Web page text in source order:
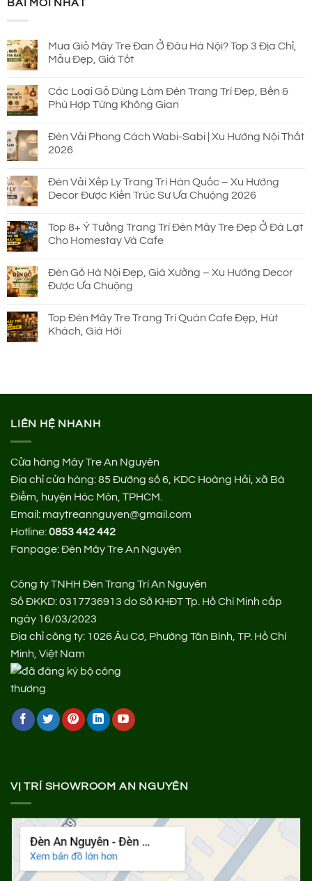
BÀI MỚI NHẤT
Mua Giỏ Mây Tre Đan Ở Đâu Hà Nội? Top 3 Địa Chỉ,
Mẫu Đẹp, Giá Tốt
Các Loại Gỗ Dùng Làm Đèn Trang Trí Đẹp, Bền &
Phù Hợp Từng Không Gian
Đèn Vải Phong Cách Wabi-Sabi | Xu Hướng Nội Thất
2026
Đèn Vải Xếp Ly Trang Trí Hàn Quốc – Xu Hướng
Decor Được Kiến Trúc Sư Ưa Chuộng 2026
Top 8+ Ý Tưởng Trang Trí Đèn Mây Tre Đẹp Ở Đà Lạt
Cho Homestay Và Cafe
Đèn Gỗ Hà Nội Đẹp, Giá Xưởng – Xu Hướng Decor
Được Ưa Chuộng
Top Đèn Mây Tre Trang Trí Quán Cafe Đẹp, Hút
Khách, Giá Hời
LIÊN HỆ NHANH
Cửa hàng Mây Tre An Nguyên
Địa chỉ cửa hàng:85 Đường số 6, KDC Hoàng Hải, xã Bà
Điểm, huyện Hóc Môn, TPHCM.
Email: maytreannguyen@gmail.com
Hotline:0853 442 442
Fanpage:Đèn Mây Tre An Nguyên
Công ty TNHH Đèn Trang Trí An Nguyên
Số ĐKKD: 0317736913 do Sở KHĐT Tp. Hồ Chí Minh cấp
ngày 16/03/2023
Địa chỉ công ty: 1026 Âu Cơ, Phường Tân Bình, TP. Hồ Chí
Minh, Việt Nam
VỊ TRÍ SHOWROOM AN NGUYÊN